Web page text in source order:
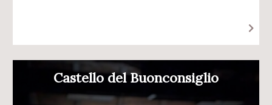
Castello del Buonconsiglio